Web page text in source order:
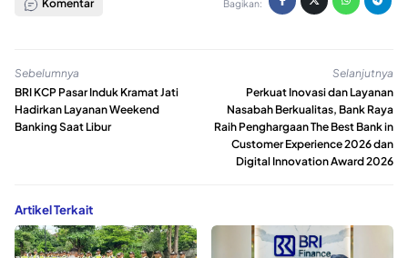
Komentar Bagikan:
Sebelumnya
BRI KCP Pasar Induk Kramat Jati
Hadirkan Layanan Weekend
Banking Saat Libur
Selanjutnya
Perkuat Inovasi dan Layanan
Nasabah Berkualitas, Bank Raya
Raih Penghargaan The Best Bank in
Customer Experience 2026 dan
Digital Innovation Award 2026
Artikel Terkait